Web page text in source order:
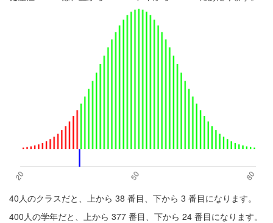
40人のクラスだと、上から 38 番目、下から 3 番目になります。
400人の学年だと、上から 377 番目、下から 24 番目になります。